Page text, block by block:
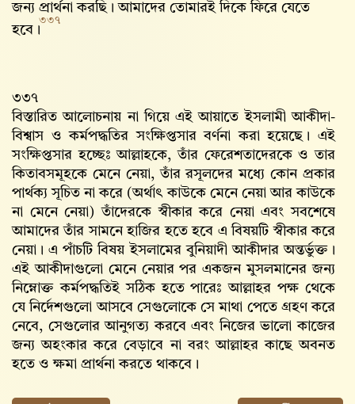
জন্য প্রার্থনা করছি। আমাদের তোমারই দিকে ফিরে যেতে
হবে।
৩৩৭
৩৩৭
বিস্তারিত আলোচনায় না গিয়ে এই আয়াতে ইসলামী আকীদা-
বিশ্বাস ও কর্মপদ্ধতির সংক্ষিপ্তসার বর্ণনা করা হয়েছে। এই
সংক্ষিপ্তসার হচ্ছেঃ আল্লাহকে, তাঁর ফেরেশতাদেরকে ও তার
কিতাবসমূহকে মেনে নেয়া, তাঁর রসূলদের মধ্যে কোন প্রকার
পার্থক্য সূচিত না করে (অর্থাৎ কাউকে মেনে নেয়া আর কাউকে
না মেনে নেয়া) তাঁদেরকে স্বীকার করে নেয়া এবং সবশেষে
আমাদের তাঁর সামনে হাজির হতে হবে এ বিষয়টি স্বীকার করে
নেয়া। এ পাঁচটি বিষয় ইসলামের বুনিয়াদী আকীদার অন্তর্ভুক্ত।
এই আকীদাগুলো মেনে নেয়ার পর একজন মুসলমানের জন্য
নিম্নোক্ত কর্মপদ্ধতিই সঠিক হতে পারেঃ আল্লাহ‌র পক্ষ থেকে
যে নির্দেশগুলো আসবে সেগুলোকে সে মাথা পেতে গ্রহণ করে
নেবে, সেগুলোর আনুগত্য করবে এবং নিজের ভালো কাজের
জন্য অহংকার করে বেড়াবে না বরং আল্লাহ‌র কাছে অবনত
হতে ও ক্ষমা প্রার্থনা করতে থাকবে।